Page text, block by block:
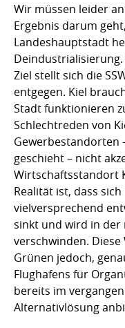
Wir müssen leider
Ergebnis darum
Landeshauptstadt
Ziel stellt sich die
entgegen. Kiel
Stadt funktionieren
Schlechtreden von
Gewerbestandorten
geschieht – nicht
Wirtschaftsstandort
Realität ist, dass
vielversprechend
sinkt und wird in der
verschwinden.
Grünen jedoch,
Flughafens für
bereits im
Alternativlösung